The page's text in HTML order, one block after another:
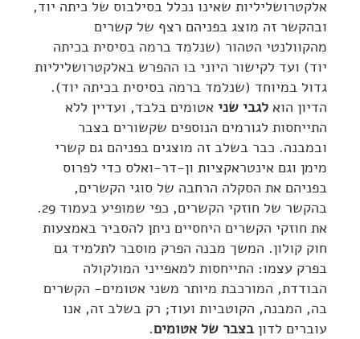
אלקטרושליליות שאינו נכלל בסילבוס של כיתה יוד,
ובהקשר זה מוצג בפניהם רצף של קשרים
מהקוולנטי הטהור (שנלמד ברמה בסיסית בכיתה
יוד) ועד לקישור היוני בו ההפרש באלקטרושליליות
גדול במיוחד (שנלמד ברמה בסיסית בכיתה יוד).
הדיון הוא לגבי שני אטומים בלבד, ועדיין ללא
התייחסות לגורמים הנוספים שקשורים בצבר
ובמבנה. כבר בשלב זה מוצגים בפניהם גם קשרי
מימן וגם אינטראקציות ון-דר-ואלס כדי לפרוס
בפניהם את הסקלה הרחבה של סוגי הקשרים,
בהקשר של חוזקי הקשרים, כפי שמופיע בעמוד 29.
את חוזקי הקשרים היחסיים ניתן להסביר באמצעות
חוק קולון. המשך מבנה הפרק מוסבר לתלמיד גם
בפרק עצמו: התייחסות למאפייני המולקולה
הבודדת, המורכבת מיותר משני אטומים- הקשרים
בה, המבנה, הקוטביות ועוד; רק בשלב זה, אנו
עוברים לדון בצבר של אטומים.